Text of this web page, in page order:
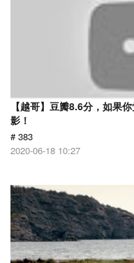
【越哥】豆瓣8.6分，如果
影！
# 383
2020-06-18 10:27